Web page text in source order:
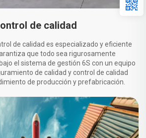
de calidad
de calidad es especializado y eficiente
que todo sea rigurosamente
el sistema de gestión 6S con un equipo
de calidad y control de calidad
de producción y prefabricación.